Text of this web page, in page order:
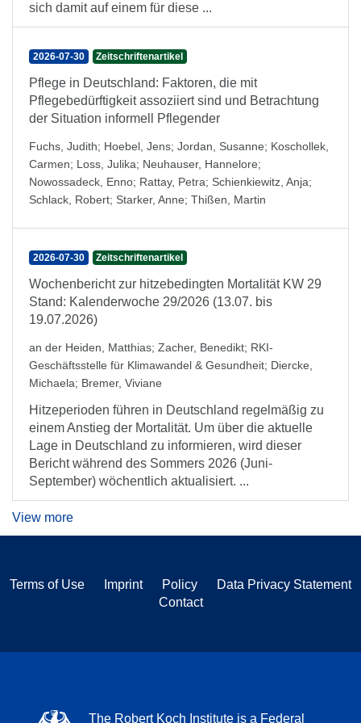
sich damit auf einem für diese ...
2026-07-30 Zeitschriftenartikel
Pflege in Deutschland: Faktoren, die mit
Pflegebedürftigkeit assoziiert sind und Betrachtung
der Situation informell Pflegender
Fuchs, Judith; Hoebel, Jens; Jordan, Susanne; Koschollek,
Carmen; Loss, Julika; Neuhauser, Hannelore;
Nowossadeck, Enno; Rattay, Petra; Schienkiewitz, Anja;
Schlack, Robert; Starker, Anne; Thißen, Martin
2026-07-30 Zeitschriftenartikel
Wochenbericht zur hitzebedingten Mortalität KW 29
Stand: Kalenderwoche 29/2026 (13.07. bis
19.07.2026)
an der Heiden, Matthias; Zacher, Benedikt; RKI-
Geschäftsstelle für Klimawandel & Gesundheit; Diercke,
Michaela; Bremer, Viviane
Hitzeperioden führen in Deutschland regelmäßig zu
einem Anstieg der Mortalität. Um über die aktuelle
Lage in Deutschland zu informieren, wird dieser
Bericht während des Sommers 2026 (Juni-
September) wöchentlich aktualisiert. ...
View more
Terms of Use Imprint Policy
Data Privacy Statement
Contact
The Robert Koch Institute is a Federal